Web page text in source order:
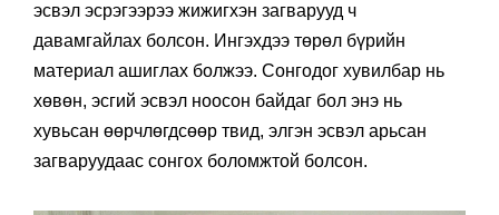
эсвэл эсрэгээрээ жижигхэн загварууд ч
давамгайлах болсон. Ингэхдээ төрөл бүрийн
материал ашиглах болжээ. Сонгодог хувилбар нь
хөвөн, эсгий эсвэл ноосон байдаг бол энэ нь
хувьсан өөрчлөгдсөөр твид, элгэн эсвэл арьсан
загваруудаас сонгох боломжтой болсон.